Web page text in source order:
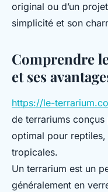
original ou d’un
simplicité et son
Comprendre
et ses
https://le-
de terrariums
optimal pour
tropicales.
Un terrarium est un
généralement en